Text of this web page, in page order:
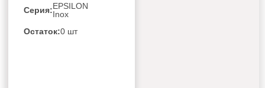
Серия:EPSILON
Inox
Остаток:0 шт